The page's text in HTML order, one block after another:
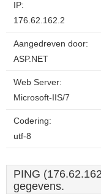
IP:
176.62.162.2
Aangedreven door:
ASP.NET
Web Server:
Microsoft-IIS/7
Codering:
utf-8
PING
gegevens.